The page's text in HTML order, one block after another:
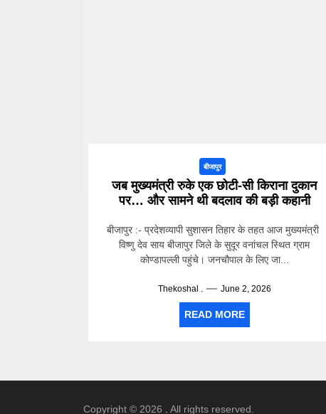
बीजापुर
जब मुख्यमंत्री रुके एक छोटी-सी किराना दुकान
पर… और सामने थी बदलाव की बड़ी कहानी
बीजापुर :- प्रदेशव्यापी सुशासन तिहार के तहत आज मुख्यमंत्री
विष्णु देव साय बीजापुर जिले के सुदूर वनांचल स्थित ग्राम
कोण्डापल्ली पहुंचे। जनचौपाल के लिए जा...
Thekoshal . June 2, 2026
READ MORE
Copyright © 2026 All rights reserved.